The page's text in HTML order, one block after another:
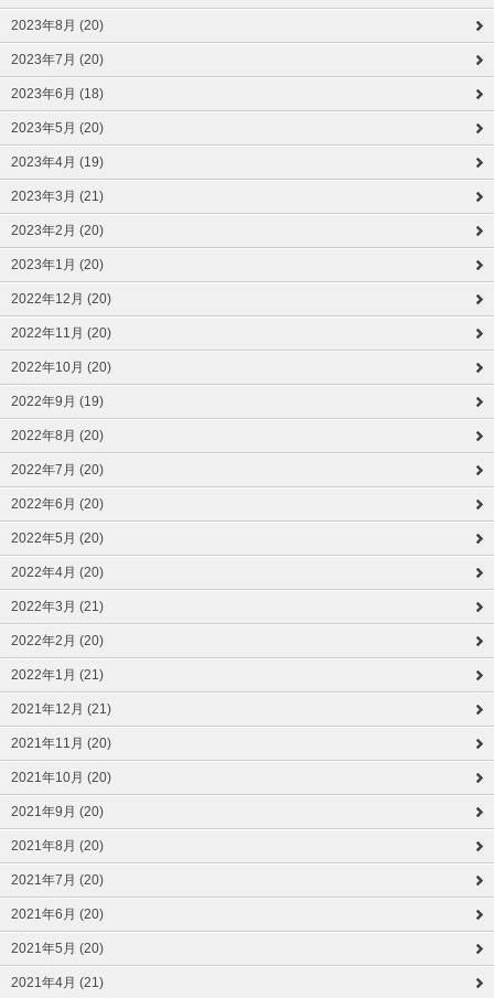
2023年8月 (20)
2023年7月 (20)
2023年6月 (18)
2023年5月 (20)
2023年4月 (19)
2023年3月 (21)
2023年2月 (20)
2023年1月 (20)
2022年12月 (20)
2022年11月 (20)
2022年10月 (20)
2022年9月 (19)
2022年8月 (20)
2022年7月 (20)
2022年6月 (20)
2022年5月 (20)
2022年4月 (20)
2022年3月 (21)
2022年2月 (20)
2022年1月 (21)
2021年12月 (21)
2021年11月 (20)
2021年10月 (20)
2021年9月 (20)
2021年8月 (20)
2021年7月 (20)
2021年6月 (20)
2021年5月 (20)
2021年4月 (21)